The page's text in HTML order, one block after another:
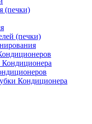
(печки)
(печки)
Кондиционера